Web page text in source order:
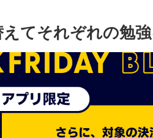
てそれぞれの勉